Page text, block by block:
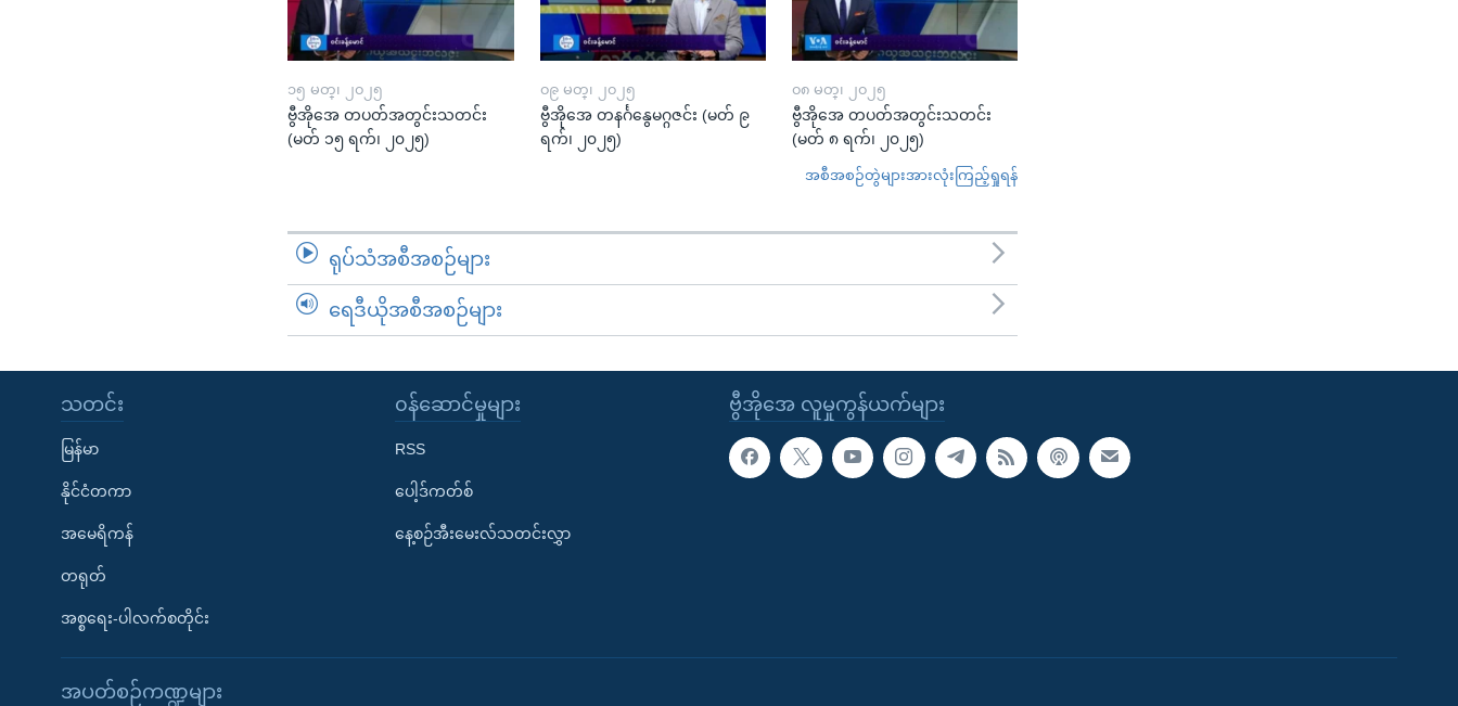
၁၅ မတ္၊ ၂၀၂၅
ဗွီအိုအေ တပတ်အတွင်းသတင်း
(မတ် ၁၅ ရက်၊ ၂၀၂၅)
၀၉ မတ္၊ ၂၀၂၅
ဗွီအိုအေ တနင်္ဂနွေမဂ္ဂဇင်း (မတ် ၉
ရက်၊ ၂၀၂၅)
၀၈ မတ္၊ ၂၀၂၅
ဗွီအိုအေ တပတ်အတွင်းသတင်း
(မတ် ၈ ရက်၊ ၂၀၂၅)
အစီအစဉ်တွဲများအားလုံးကြည့်ရှုရန်
ရုပ်သံအစီအစဉ်များ
ရေဒီယိုအစီအစဉ်များ
ဗွီအိုအေ လူမှုကွန်ယက်များ
သတင်း
မြန်မာ
နိုင်ငံတကာ
အမေရိကန်
တရုတ်
အစ္စရေး-ပါလက်စတိုင်း
၀န်ဆောင်မှုများ
RSS
ပေါ့ဒ်ကတ်စ်
နေ့စဉ်အီးမေးလ်သတင်းလွှာ
အပတ်စဉ်ကဏ္ဍများ